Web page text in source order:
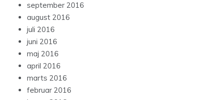
september 2016
august 2016
juli 2016
juni 2016
maj 2016
april 2016
marts 2016
februar 2016